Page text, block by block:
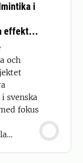
i
effektiv
och
svenska
fokus